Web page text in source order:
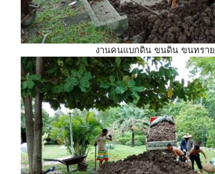
งานคนแบกดิน ขนดิน ขนทราย